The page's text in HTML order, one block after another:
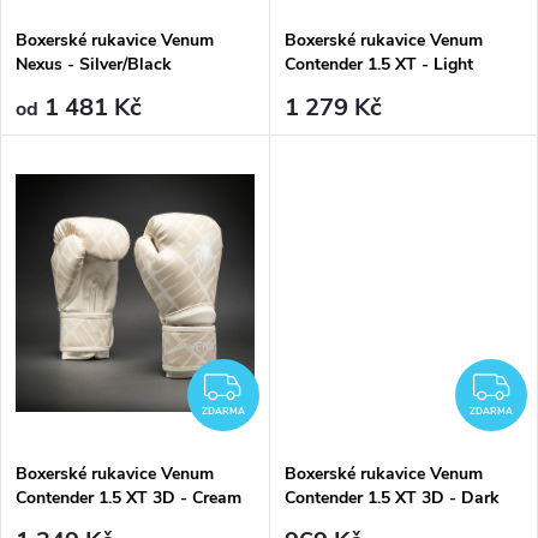
Boxerské rukavice Venum
Nexus - Silver/Black
od 1 481 Kč
Boxerské rukavice Venum
Contender 1.5 XT - Light
1 279 Kč
ZDARMA
ZDARMA
Boxerské rukavice Venum
Contender 1.5 XT 3D - Cream
ZDARMA
Boxerské rukavice Venum
Contender 1.5 XT 3D - Dark